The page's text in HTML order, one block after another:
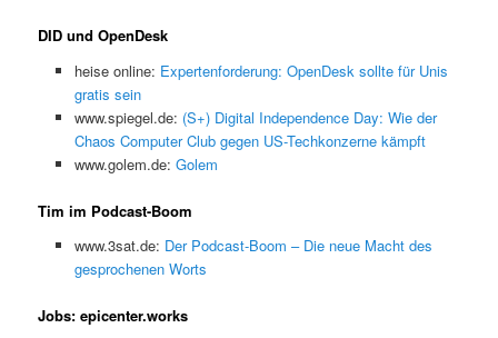
DID und OpenDesk
heise online: Expertenforderung: OpenDesk sollte für Unis
gratis sein
www.spiegel.de: (S+) Digital Independence Day: Wie der
Chaos Computer Club gegen US-Techkonzerne kämpft
www.golem.de: Golem
Tim im Podcast-Boom
www.3sat.de: Der Podcast-Boom – Die neue Macht des
gesprochenen Worts
Jobs: epicenter.works